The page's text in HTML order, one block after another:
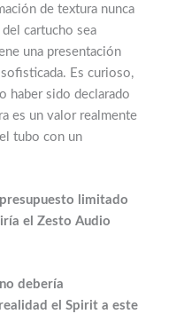
de textura nunca
cartucho sea
una presentación
Es curioso,
haber sido declarado
es un valor realmente
tubo con un
limitado
el Zesto Audio
debería
el Spirit a este